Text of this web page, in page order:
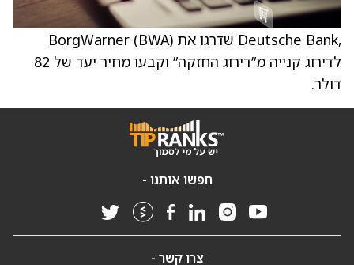
,Deutsche Bank שדרגו את BorgWarner (BWA)
לדירוג קנייה מ”דירוג החזקה” וקבעו מחיר יעד של 82
דולר.
חפשו אותנו -
צרו קשר -